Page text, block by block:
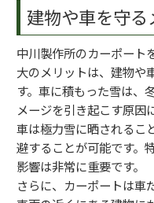
建物や車を守る
中川製作所のカーポート
大のメリットは、建物や
す。車に積もった雪は、
メージを引き起こす原因
車は極力雪に晒されるこ
避することが可能です。
影響は非常に重要です。
さらに、カーポートは車